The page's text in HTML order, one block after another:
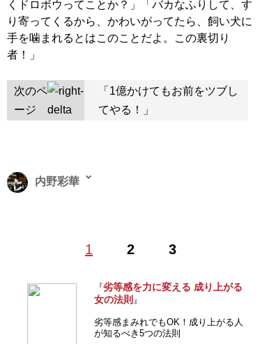
くドロボウってことか？」「バカなふりして、す
り寄ってくるから、かわいがってたら、飼い犬に
手を噛まれるとはこのことだよ。この裏切り
者！」
次のペ
ージ
「1億かけてもお前をツブし
てやる！」
1 2 3
内野彩華
ー。株式会社アップス代表取締役社長。津田塾大学卒
て、歌舞伎町にキャバクラを開業。現在、歌舞伎町にキ
ャバクラを4店舗、銀座にクラブを2店舗展開するまで
に。キャバ嬢の育成やキャバクラの立ち上げ、経営改善
のコンサルティングなども行い、グループ年商は10億円
『劣等感を力に変える 成り上がる
女の法則 』
劣等感まみれでもOK！成り上がる人
が知るべき5つの法則